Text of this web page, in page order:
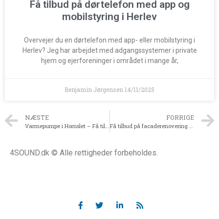
Få tilbud på dørtelefon med app og
mobilstyring i Herlev
Overvejer du en dørtelefon med app- eller mobilstyring i
Herlev? Jeg har arbejdet med adgangssystemer i private
hjem og ejerforeninger i området i mange år,
Benjamin Jørgensen 14/11/2025
NÆSTE FORRIGE
4SOUND.dk © Alle rettigheder forbeholdes.